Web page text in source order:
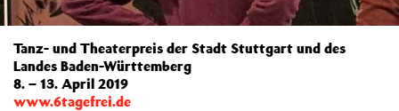
Tanz- und Theaterpreis der Stadt Stuttgart und des
Landes Baden-Württemberg
8. – 13. April 2019
www.6tagefrei.de